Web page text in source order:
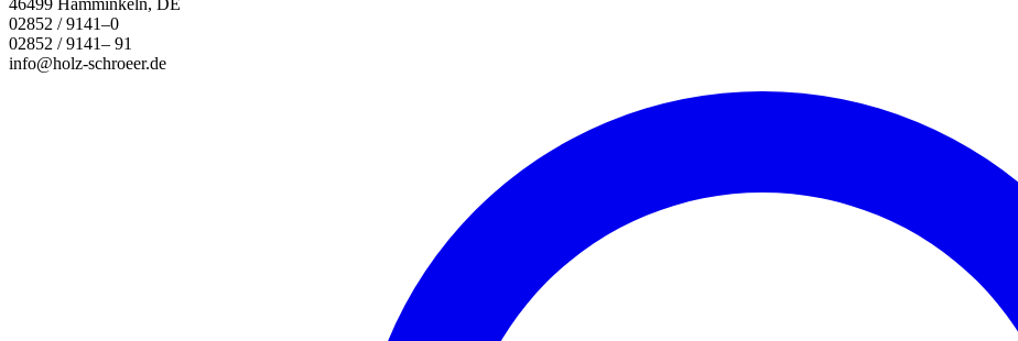
02852 / 9141–0
02852 / 9141– 91
info@holz-schroeer.de